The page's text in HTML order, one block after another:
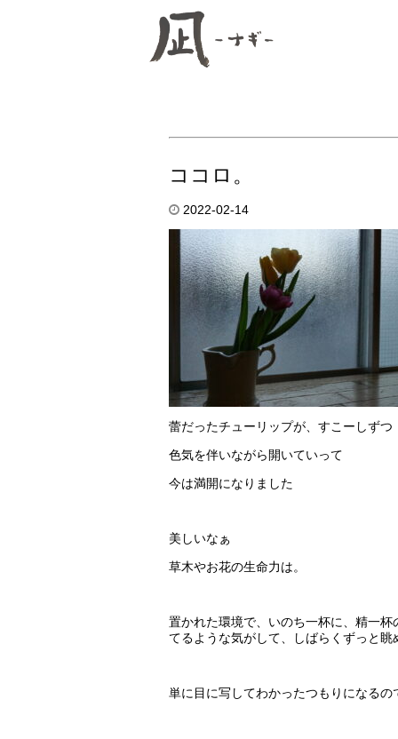
ココロ。
2022-02-14
蕾だったチューリップが、すこーしずつ
色気を伴いながら開いていって
今は満開になりました
美しいなぁ
草木やお花の生命力は。
置かれた環境で、いのち一杯に、精一
てるような気がして、しばらくずっと眺
単に目に写してわかったつもりになるの